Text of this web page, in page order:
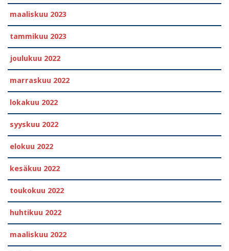
maaliskuu 2023
tammikuu 2023
joulukuu 2022
marraskuu 2022
lokakuu 2022
syyskuu 2022
elokuu 2022
kesäkuu 2022
toukokuu 2022
huhtikuu 2022
maaliskuu 2022